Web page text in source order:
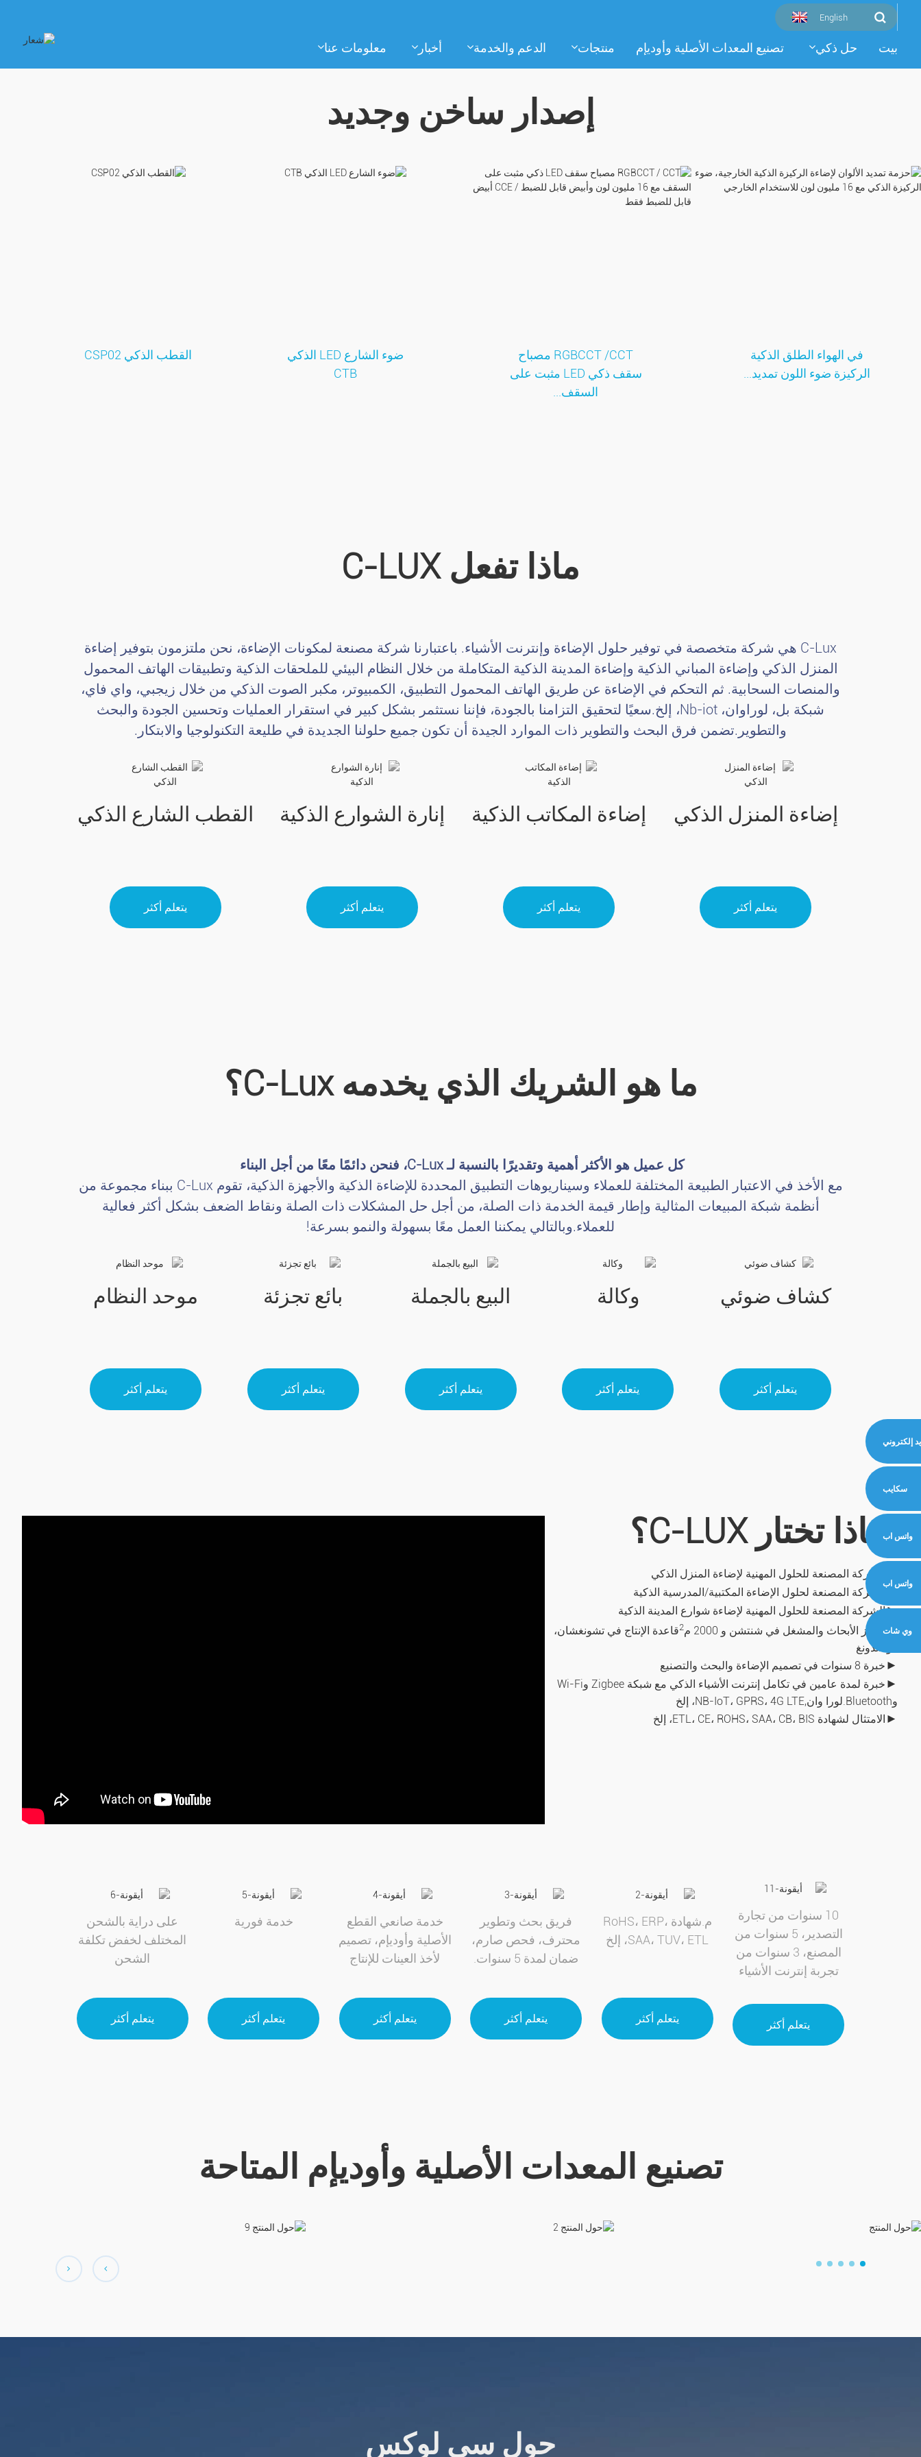
English
بيت حل ذكي تصنيع المعدات الأصلية وأوديإم منتجات الدعم والخدمة أخبار معلومات عنا
إصدار ساخن وجديد
في الهواء الطلق الذكية
الركيزة ضوء اللون تمديد...
RGBCCT /CCT مصباح
سقف ذكي LED مثبت على
السقف...
ضوء الشارع LED الذكي
CTB
القطب الذكي CSP02
ماذا تفعل C-LUX
C-Lux هي شركة متخصصة في توفير حلول الإضاءة وإنترنت الأشياء. باعتبارنا شركة مصنعة لمكونات الإضاءة، نحن ملتزمون بتوفير إضاءة
المنزل الذكي وإضاءة المباني الذكية وإضاءة المدينة الذكية المتكاملة من خلال النظام البيئي للملحقات الذكية وتطبيقات الهاتف المحمول
والمنصات السحابية. ثم التحكم في الإضاءة عن طريق الهاتف المحمول التطبيق، الكمبيوتر، مكبر الصوت الذكي من خلال زيجبي، واي فاي،
شبكة بل، لوراوان، Nb-iot، إلخ.سعيًا لتحقيق التزامنا بالجودة، فإننا نستثمر بشكل كبير في استقرار العمليات وتحسين الجودة والبحث
والتطوير.تضمن فرق البحث والتطوير ذات الموارد الجيدة أن تكون جميع حلولنا الجديدة في طليعة التكنولوجيا والابتكار.
إضاءة المنزل الذكي
يتعلم أكثر
إضاءة المكاتب الذكية
يتعلم أكثر
إنارة الشوارع الذكية
يتعلم أكثر
القطب الشارع الذكي
يتعلم أكثر
ما هو الشريك الذي يخدمه C-Lux؟
كل عميل هو الأكثر أهمية وتقديرًا بالنسبة لـ C-Lux، فنحن دائمًا معًا من أجل البناء
مع الأخذ في الاعتبار الطبيعة المختلفة للعملاء وسيناريوهات التطبيق المحددة للإضاءة الذكية والأجهزة الذكية، تقوم C-Lux ببناء مجموعة من
أنظمة شبكة المبيعات المثالية وإطار قيمة الخدمة ذات الصلة، من أجل حل المشكلات ذات الصلة ونقاط الضعف بشكل أكثر فعالية
للعملاء.وبالتالي يمكننا العمل معًا بسهولة والنمو بسرعة!
كشاف ضوئي
يتعلم أكثر
وكالة
يتعلم أكثر
البيع بالجملة
يتعلم أكثر
بائع تجزئة
يتعلم أكثر
موحد النظام
يتعلم أكثر
لماذا تختار C-LUX؟
الشركة المصنعة للحلول المهنية لإضاءة المنزل الذكي
► الشركة المصنعة لحلول الإضاءة المكتبية/المدرسية الذكية
►الشركة المصنعة للحلول المهنية لإضاءة شوارع المدينة الذكية
►مركز الأبحاث والمشغل في شنتشن و 2000 م 2قاعدة الإنتاج في تشونغشان،
قوانغدونغ
► خبرة 8 سنوات في تصميم الإضاءة والبحث والتصنيع
►
خبرة لمدة عامين في تكامل إنترنت الأشياء الذكي مع شبكة Zigbee وWi-Fi
وBluetooth.لورا وان,
NB-IoT، GPRS، 4G LTE، إلخ
► الامتثال لشهادة ETL، CE، ROHS، SAA، CB، BIS، إلخ
10 سنوات من تجارة
التصدير، 5 سنوات من
المصنع، 3 سنوات من
تجربة إنترنت الأشياء
يتعلم أكثر
م.شهادة RoHS، ERP،
SAA، TUV، ETL، إلخ
يتعلم أكثر
فريق بحث وتطوير
محترف، فحص صارم،
ضمان لمدة 5 سنوات.
يتعلم أكثر
خدمة صانعي القطع
الأصلية وأوديإم، تصميم
لأخذ العينات للإنتاج
يتعلم أكثر
خدمة فورية
يتعلم أكثر
على دراية بالشحن
المختلف لخفض تكلفة
الشحن
يتعلم أكثر
تصنيع المعدات الأصلية وأوديإم المتاحة
حول سي لوكس
إلكتروني
سكايب
واتس اب
واتس اب
وي شات